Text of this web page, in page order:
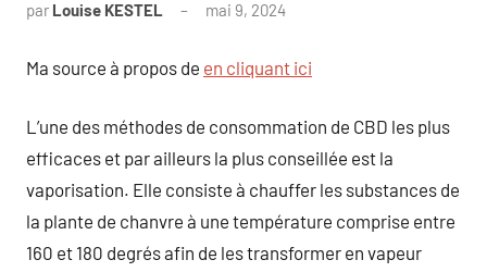
par Louise KESTEL mai 9, 2024
Ma source à propos de en cliquant ici
L’une des méthodes de consommation de CBD les plus
efficaces et par ailleurs la plus conseillée est la
vaporisation. Elle consiste à chauffer les substances de
la plante de chanvre à une température comprise entre
160 et 180 degrés afin de les transformer en vapeur